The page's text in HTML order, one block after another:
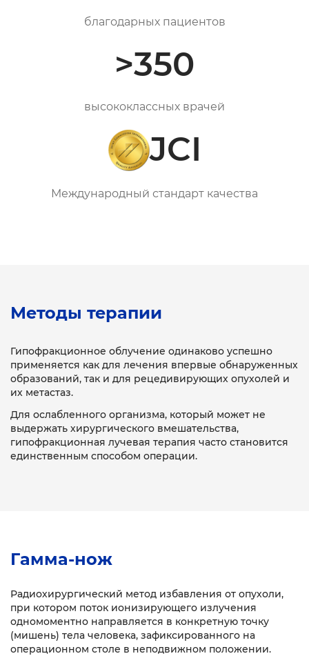
благодарных пациентов
>350
высококлассных врачей
JCI
Международный стандарт качества
Методы терапии
Гипофракционное облучение одинаково успешно
применяется как для лечения впервые обнаруженных
образований, так и для рецедивирующих опухолей и
их метастаз.
Для ослабленного организма, который может не
выдержать хирургического вмешательства,
гипофракционная лучевая терапия часто становится
единственным способом операции.
Гамма-нож
Радиохирургический метод избавления от опухоли,
при котором поток ионизирующего излучения
одномоментно направляется в конкретную точку
(мишень) тела человека, зафиксированного на
операционном столе в неподвижном положении.